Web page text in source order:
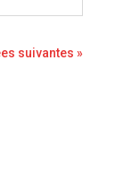
suivantes »